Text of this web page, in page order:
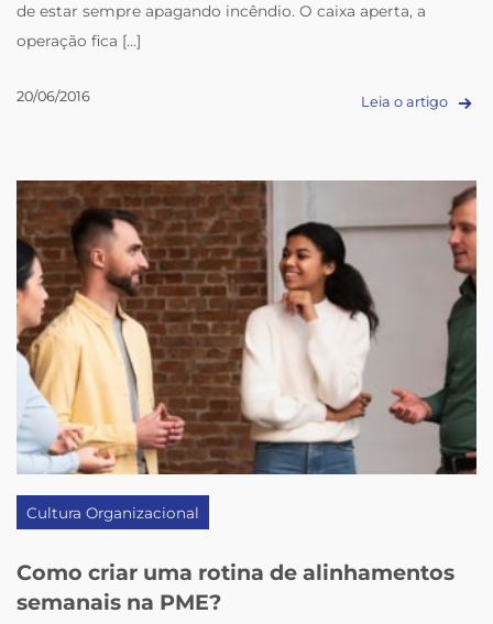
de estar sempre apagando incêndio. O caixa aperta, a
operação fica [...]
20/06/2016 Leia o artigo
Cultura Organizacional
Como criar uma rotina de alinhamentos
semanais na PME?